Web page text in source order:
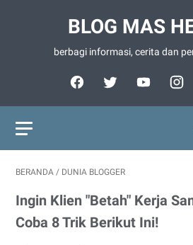
BLOG MAS
berbagi informasi, cerita dan
BERANDA / DUNIA BLOGGER
Ingin Klien "Betah" Kerja
Coba 8 Trik Berikut Ini!